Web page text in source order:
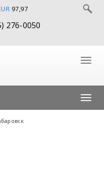
97,97
276-0050